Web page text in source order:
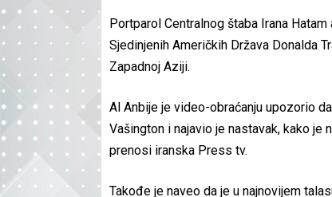
Portparol Centralnog štaba Irana
Sjedinjenih Američkih Država Donalda
Zapadnoj Aziji.
Al Anbije je video-obraćanju upozorio
Vašington i najavio je nastavak, kako je
prenosi iranska Press tv.
Takođe je naveo da je u najnovijem